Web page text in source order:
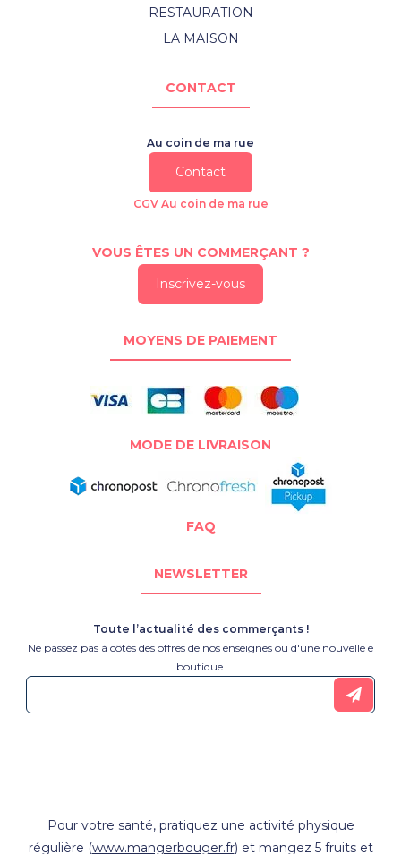
RESTAURATION
LA MAISON
CONTACT
Au coin de ma rue
Contact
CGV Au coin de ma rue
VOUS ÊTES UN COMMERÇANT ?
Inscrivez-vous
MOYENS DE PAIEMENT
MODE DE LIVRAISON
FAQ
NEWSLETTER
Toute l’actualité des commerçants !
Ne passez pas à côtés des offres de nos enseignes ou d'une nouvelle e
boutique.
Pour votre santé, pratiquez une activité physique
régulière (www.mangerbouger.fr) et mangez 5 fruits et